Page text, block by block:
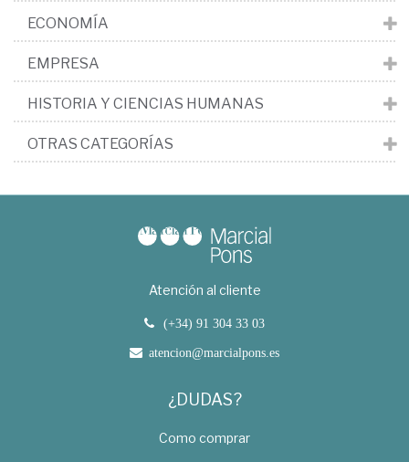
ECONOMÍA
EMPRESA
HISTORIA Y CIENCIAS HUMANAS
OTRAS CATEGORÍAS
Atención al cliente
(+34) 91 304 33 03
atencion@marcialpons.es
¿DUDAS?
Como comprar